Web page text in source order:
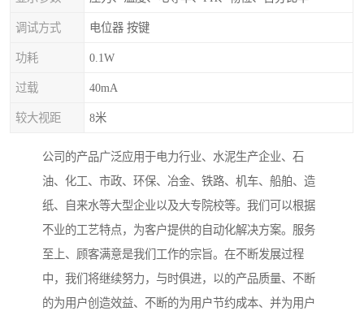
调试方式 电位器 按键
功耗 0.1W
过载 40mA
较大视距 8米
公司的产品广泛应用于电力行业、水泥生产企业、石
油、化工、市政、环保、冶金、铁路、机车、船舶、造
纸、自来水等大型企业以及大专院校等。我们可以根据
不业的工艺特点，为客户提供的自动化解决方案。服务
至上、顾客满意是我们工作的宗旨。在不断发展过程
中，我们将继续努力，与时俱进，以的产品质量、不断
的为用户创造效益、不断的为用户节约成本、并为用户